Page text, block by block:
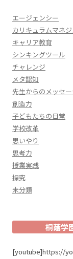
エージェンシー
カリキュラムマネ
キャリア教育
シンキングツール
チャレンジ
メタ認知
先生からのメッセ
創造力
子どもたちの日常
学校改革
思いやり
思考力
授業実践
探究
未分類
桐蔭学
[youtube]https://